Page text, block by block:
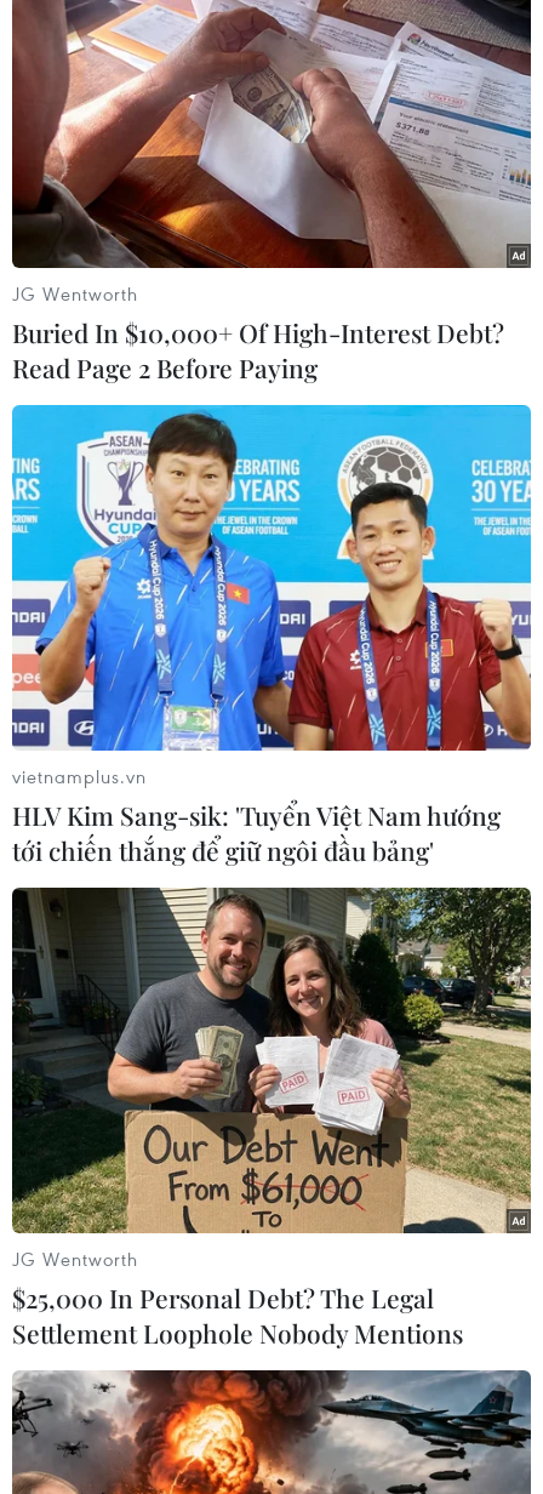
Hơn 30.000 vé tàu Tết Kỷ Hợi đã được bán
thành công
02/10/2018 09:08
Đến 9 giờ sáng 2/10, đã có 40.901 lượt đặt chỗ với
101.941 vé bao gồm vé đã đặt và vé đã thanh toán,
trong đó, hơn 30.000 vé được bán, thanh toán thành
công.
Hơn 100.000 vé tàu Tết Nguyên đán được
bán thành công
09/10/2018 12:48
Theo số liệu từ Trung tâm Giải pháp dịch vụ vận tải
hành khách sau tám ngày mở bán vé tàu Tết Kỷ Hợi,
hơn 100.000 vé đã được bán thành công.
JG Wentworth
Buried In $10,000+ Of High-Interest Debt?
Read Page 2 Before Paying
vietnamplus.vn
HLV Kim Sang-sik: 'Tuyển Việt Nam hướng
tới chiến thắng để giữ ngôi đầu bảng'
JG Wentworth
$25,000 In Personal Debt? The Legal
Settlement Loophole Nobody Mentions